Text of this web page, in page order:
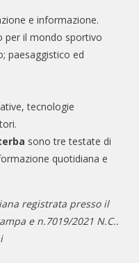
e informazione.
per il mondo sportivo
paesaggistico ed
tecnologie
sono tre testate di
quotidiana e
registrata presso il
e n.7019/2021 N.C..